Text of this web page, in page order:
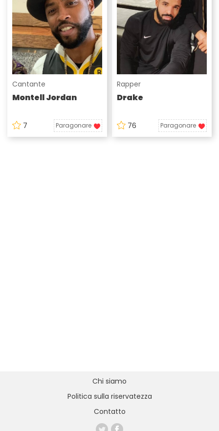
Cantante
Montell Jordan
7 Paragonare
Rapper
Drake
76 Paragonare
Chi siamo
Politica sulla riservatezza
Contatto